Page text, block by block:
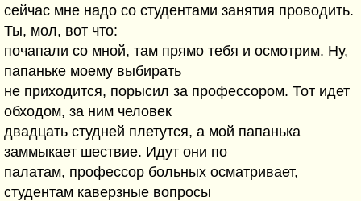
сейчас мне надо со студентами занятия проводить.
Ты, мол, вот что:
почапали со мной, там прямо тебя и осмотрим. Ну,
папаньке моему выбирать
не приходится, порысил за профессором. Тот идет
обходом, за ним человек
двадцать студней плетутся, а мой папанька
заммыкает шествие. Идут они по
палатам, профессор больных осматривает,
студентам каверзные вопросы